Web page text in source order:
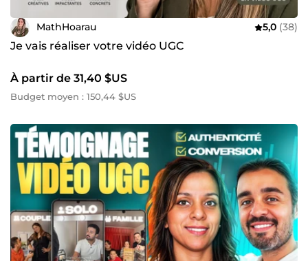
MathHoarau 5,0 (38)
Je vais réaliser votre vidéo UGC
À partir de 31,40 $US
Budget moyen : 150,44 $US